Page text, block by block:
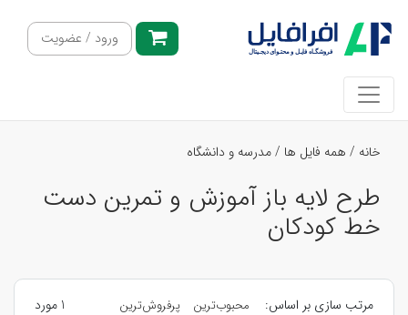
ورود / عضویت
خانه / همه فایل ها /مدرسه و دانشگاه
طرح لایه باز آموزش و تمرین دست
خط کودکان
مرتب سازی بر اساس: محبوب‌ترین
پرفروش‌ترین
1 مورد